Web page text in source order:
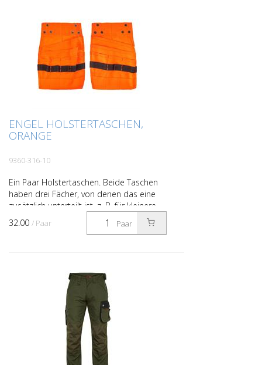
ENGEL HOLSTERTASCHEN,
ORANGE
9360-316-10
Ein Paar Holstertaschen. Beide Taschen
haben drei Fächer, von denen das eine
zusätzlich unterteilt ist, z. B. für kleinere
Werkzeuge. Darüber hinaus sind beide
Taschen mi...
Paar
32.00 / Paar